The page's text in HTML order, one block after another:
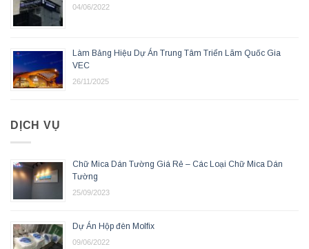
04/06/2022
Làm Bảng Hiệu Dự Án Trung Tâm Triển Lãm Quốc Gia
VEC
26/11/2025
DỊCH VỤ
Chữ Mica Dán Tường Giá Rẻ – Các Loại Chữ Mica Dán
Tường
25/09/2023
Dự Án Hộp đèn Molfix
09/06/2022